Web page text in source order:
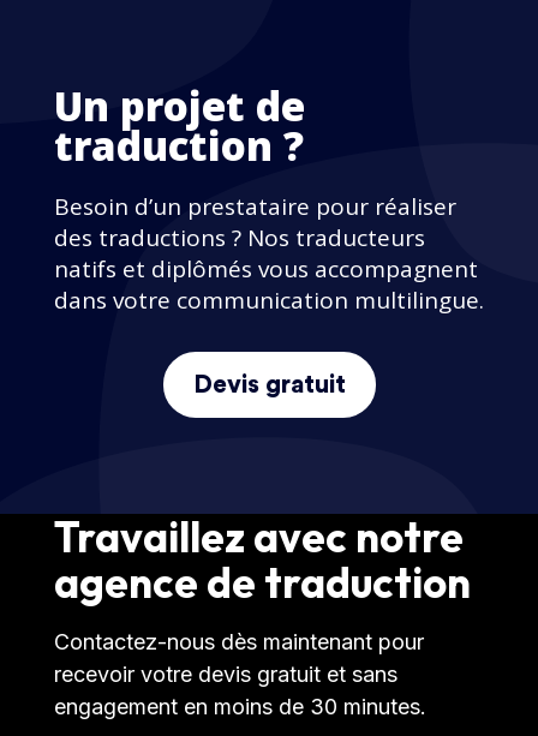
Un projet de
traduction ?
Besoin d’un prestataire pour réaliser
des traductions ? Nos traducteurs
natifs et diplômés vous accompagnent
dans votre communication multilingue.
Devis gratuit
Travaillez avec notre
agence de traduction
Contactez-nous dès maintenant pour
recevoir votre devis gratuit et sans
engagement en moins de 30 minutes.